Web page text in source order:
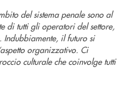
del sistema penale sono al
di tutti gli operatori del settore,
Indubbiamente, il futuro si
organizzativo. Ci
culturale che coinvolge tutti